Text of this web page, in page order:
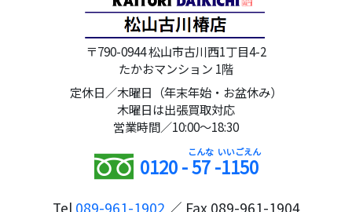
〒790-0944 松山市古川西1丁目4-2
たかおマンション 1階
定休日／木曜日（年末年始・お盆休み）
木曜日は出張買取対応
営業時間／10:00～18:30
0120 -57-1150
Tel 089-961-1902 ／ Fax 089-961-1904